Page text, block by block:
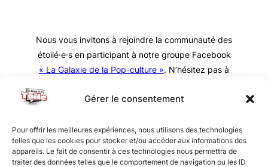
Gérer le consentement
Pour offrir les meilleures expériences, nous utilisons des technologies
telles que les cookies pour stocker et/ou accéder aux informations des
appareils. Le fait de consentir à ces technologies nous permettra de
traiter des données telles que le comportement de navigation ou les ID
Nous vous invitons à rejoindre la communauté des
étoilé·e·s en participant à notre groupe Facebook
« La Galaxie de la Pop-culture ». N’hésitez pas à